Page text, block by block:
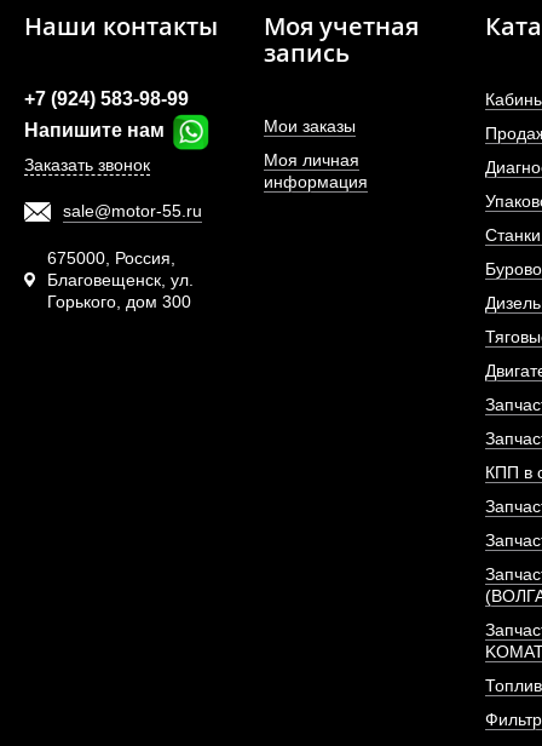
Наши контакты
+7 (924) 583-98-99
Напишите нам
Заказать звонок
sale@motor-55.ru
675000, Россия,
Благовещенск, ул.
Горького, дом 300
Моя учетная
запись
Мои заказы
Моя личная
информация
КПП в